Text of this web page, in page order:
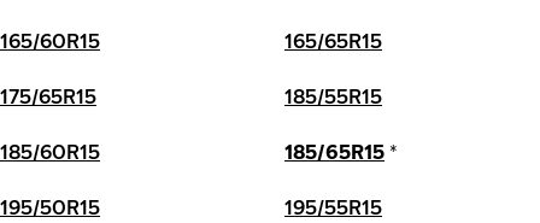
165/60R15 165/65R15
175/65R15 185/55R15
185/60R15 185/65R15 *
195/50R15 195/55R15